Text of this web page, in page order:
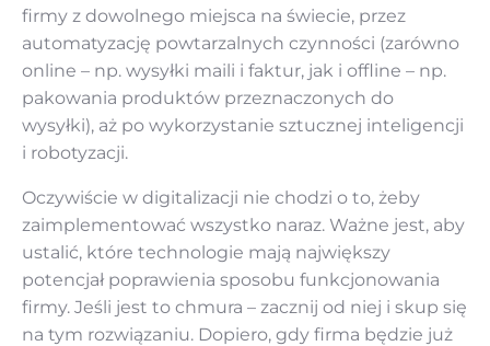
firmy z dowolnego miejsca na świecie, przez
automatyzację powtarzalnych czynności (zarówno
online – np. wysyłki maili i faktur, jak i offline – np.
pakowania produktów przeznaczonych do
wysyłki), aż po wykorzystanie sztucznej inteligencji
i robotyzacji.
Oczywiście w digitalizacji nie chodzi o to, żeby
zaimplementować wszystko naraz. Ważne jest, aby
ustalić, które technologie mają największy
potencjał poprawienia sposobu funkcjonowania
firmy. Jeśli jest to chmura – zacznij od niej i skup się
na tym rozwiązaniu. Dopiero, gdy firma będzie już